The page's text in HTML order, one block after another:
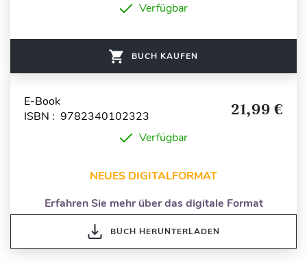
Verfügbar
BUCH KAUFEN
E-Book
ISBN : 9782340102323
21,99 €
Verfügbar
NEUES DIGITALFORMAT
Erfahren Sie mehr über das digitale Format
BUCH HERUNTERLADEN